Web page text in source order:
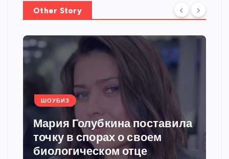
Other Story
ШОУБИЗ
Мария Голубкина поставила
точку в спорах о своем
биологическом отце